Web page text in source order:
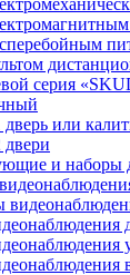
серия
или
и наборы